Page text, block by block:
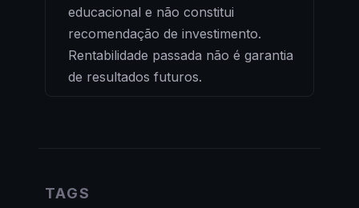
educacional e não constitui
recomendação de investimento.
Rentabilidade passada não é garantia
de resultados futuros.
TAGS